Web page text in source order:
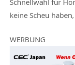
Schnellwahl für
keine Scheu
WERBUNG